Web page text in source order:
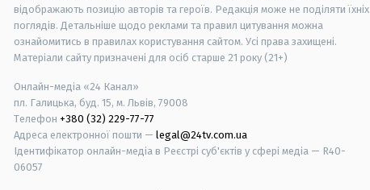
відображають позицію авторів та героїв. Редакція може не поділяти їхніх
поглядів. Детальніше щодо реклами та правил цитування можна
ознайомитись в правилах користування сайтом. Усі права захищені.
Матеріали сайту призначені для осіб старше 21 року (21+)
Онлайн-медіа «24 Канал»
пл. Галицька, буд. 15, м. Львів, 79008
Телефон +380 (32) 229-77-77
Адреса електронної пошти — legal@24tv.com.ua
Ідентифікатор онлайн-медіа в Реєстрі суб'єктів у сфері медіа — R40-
06057